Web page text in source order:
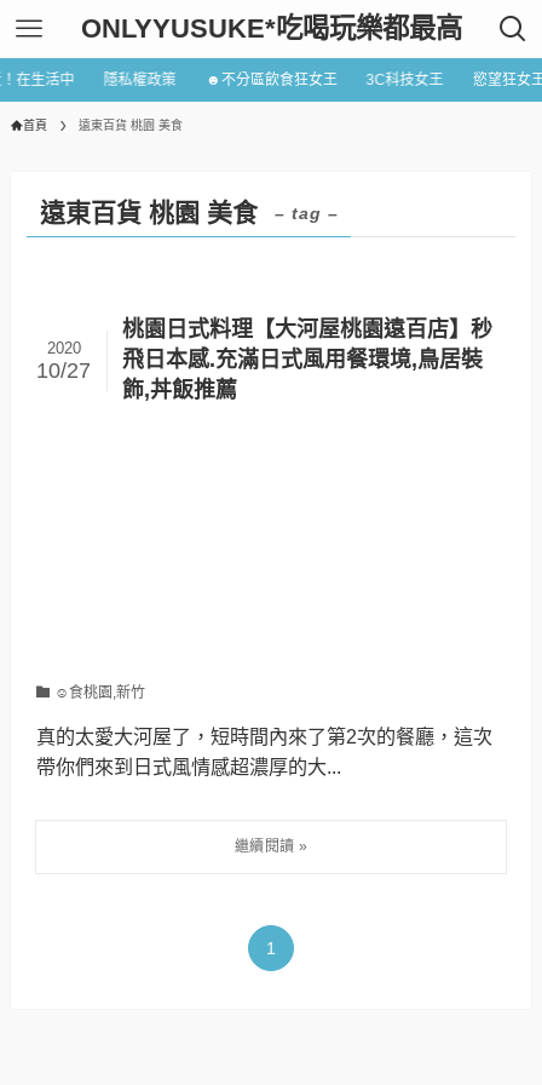
ONLYYUSUKE*吃喝玩樂都最高
在生活中 隱私權政策 ☻不分區飲食狂女王 3C科技女王 慾望狂女
首頁 遠東百貨 桃園 美食
遠東百貨 桃園 美食 – tag –
桃園日式料理【大河屋桃園遠百店】秒
飛日本感.充滿日式風用餐環境,鳥居裝
飾,丼飯推薦
2020
10/27
☺食桃園,新竹
真的太愛大河屋了，短時間內來了第2次的餐廳，這次
帶你們來到日式風情感超濃厚的大...
1